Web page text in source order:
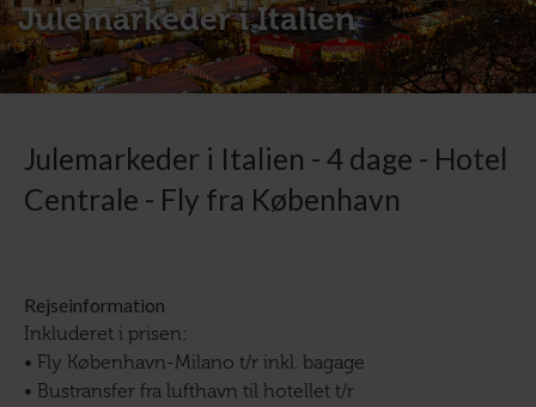
Julemarkeder i Italien
Julemarkeder i Italien - 4 dage - Hotel
Centrale - Fly fra København
Rejseinformation
Inkluderet i prisen:
• Fly København-Milano t/r inkl. bagage
• Bustransfer fra lufthavn til hotellet t/r